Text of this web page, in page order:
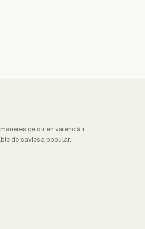
de dir en valencià i
de saviesa popular.